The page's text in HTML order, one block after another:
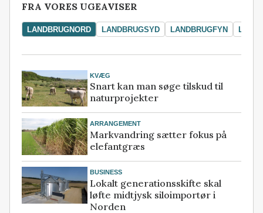
FRA VORES UGEAVISER
LANDBRUGNORD LANDBRUGSYD LANDBRUGFYN
KVÆG
Snart kan man søge tilskud til
naturprojekter
ARRANGEMENT
Markvandring sætter fokus på
elefantgræs
BUSINESS
Lokalt generationsskifte skal
løfte midtjysk siloimportør i
Norden